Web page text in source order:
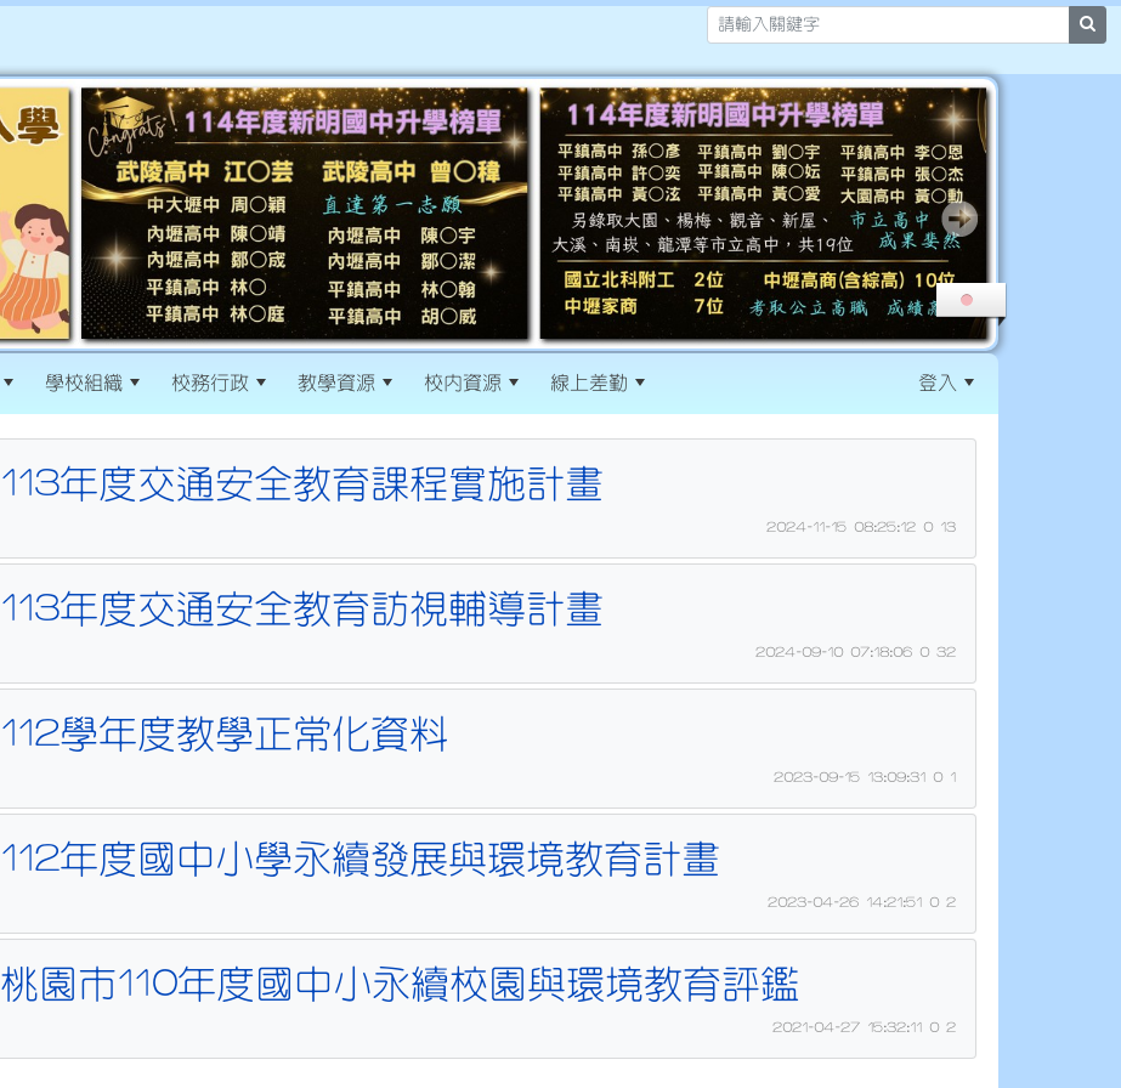
學校組織 校務行政 教學資源 校內資源 線上差勤 登入
113年度交通安全教育課程實施計畫
2024-11-15 08:25:12 0 13
113年度交通安全教育訪視輔導計畫
2024-09-10 07:18:06 032
112學年度教學正常化資料
2023-09-15 13:09:31 0 1
112年度國中小學永續發展與環境教育計畫
2023-04-26 14:21:51 02
桃園市110年度國中小永續校園與環境教育評鑑
2021-04-27 15:32:11 02